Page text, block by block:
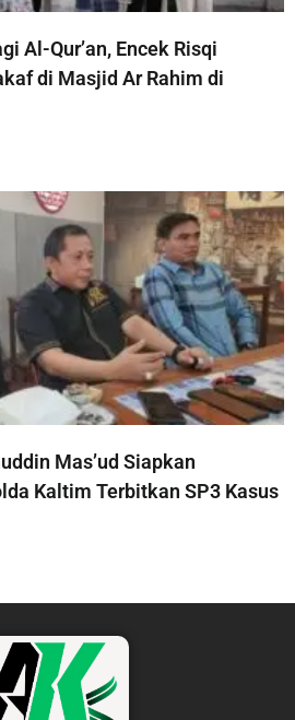
Al-Qur’an, Encek Risqi
di Masjid Ar Rahim di
Mas’ud Siapkan
Kaltim Terbitkan SP3 Kasus